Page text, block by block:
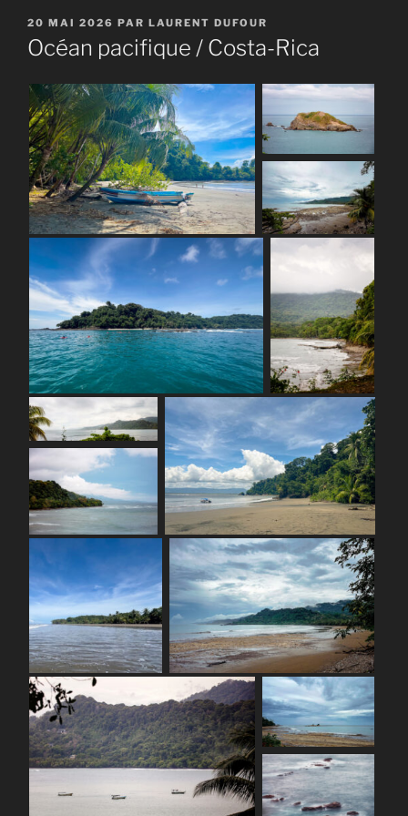
PUBLIÉ
LE
20 MAI 2026 PAR LAURENT DUFOUR
Océan pacifique / Costa-Rica